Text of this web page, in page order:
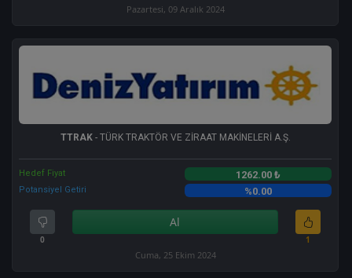
Pazartesi, 09 Aralık 2024
TTRAK- TÜRK TRAKTÖR VE ZİRAAT MAKİNELERİ A.Ş.
Hedef Fiyat 1262.00 ₺
Potansiyel Getiri %0.00
0
Al
1
Cuma, 25 Ekim 2024